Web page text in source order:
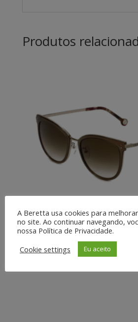
Produtos
SHE102-08FE
A Beretta usa cookies para
no site. Ao continuar navegando,
nossa Política de Privacidade.
Cookie settings
Eu aceito